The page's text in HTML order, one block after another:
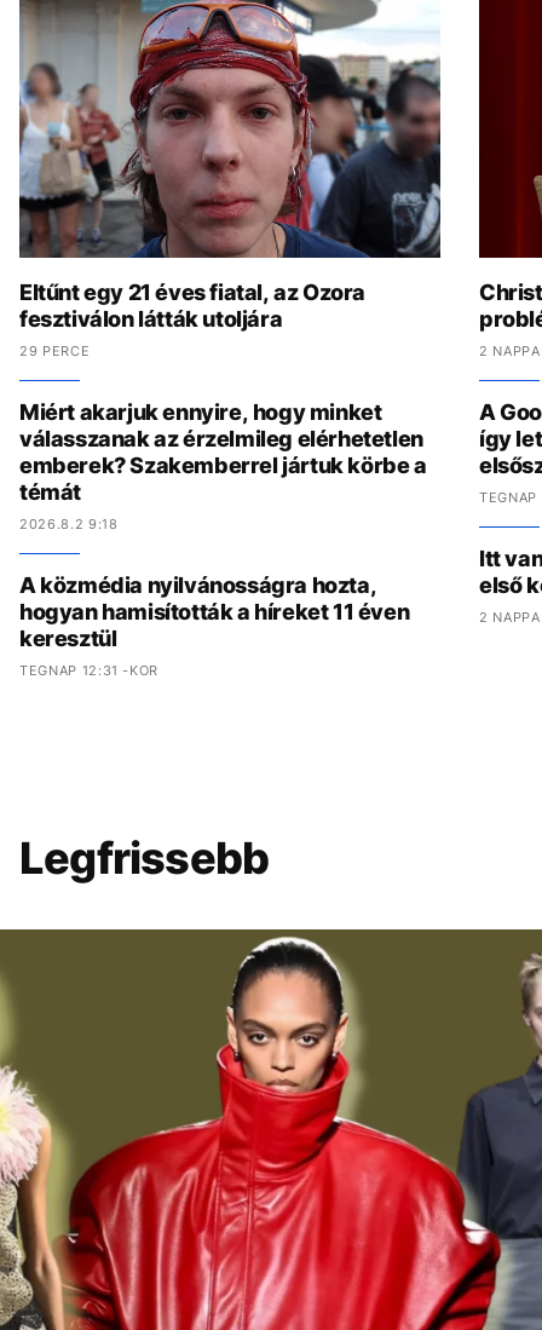
Eltűnt egy 21 éves fiatal, az Ozora
fesztiválon látták utoljára
29 PERCE
Miért akarjuk ennyire, hogy minket
válasszanak az érzelmileg elérhetetlen
emberek? Szakemberrel jártuk körbe a
témát
2026.8.2 9:18
A közmédia nyilvánosságra hozta,
hogyan hamisították a híreket 11 éven
keresztül
TEGNAP 12:31 -KOR
2
A
így
Itt
első
2
Legfrissebb